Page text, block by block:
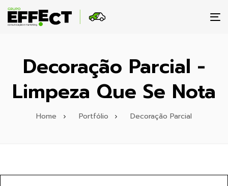
Decoração Parcial -
Limpeza Que Se Nota
Home Portfólio Decoração Parcial